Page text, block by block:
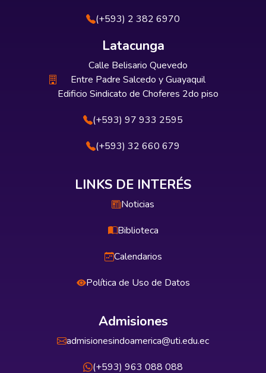
(+593) 2 382 6970
Latacunga
Calle Belisario Quevedo
Entre Padre Salcedo y Guayaquil
Edificio Sindicato de Choferes 2do piso
(+593) 97 933 2595
(+593) 32 660 679
LINKS DE INTERÉS
Noticias
Biblioteca
Calendarios
Política de Uso de Datos
Admisiones
admisionesindoamerica@uti.edu.ec
(+593) 963 088 088